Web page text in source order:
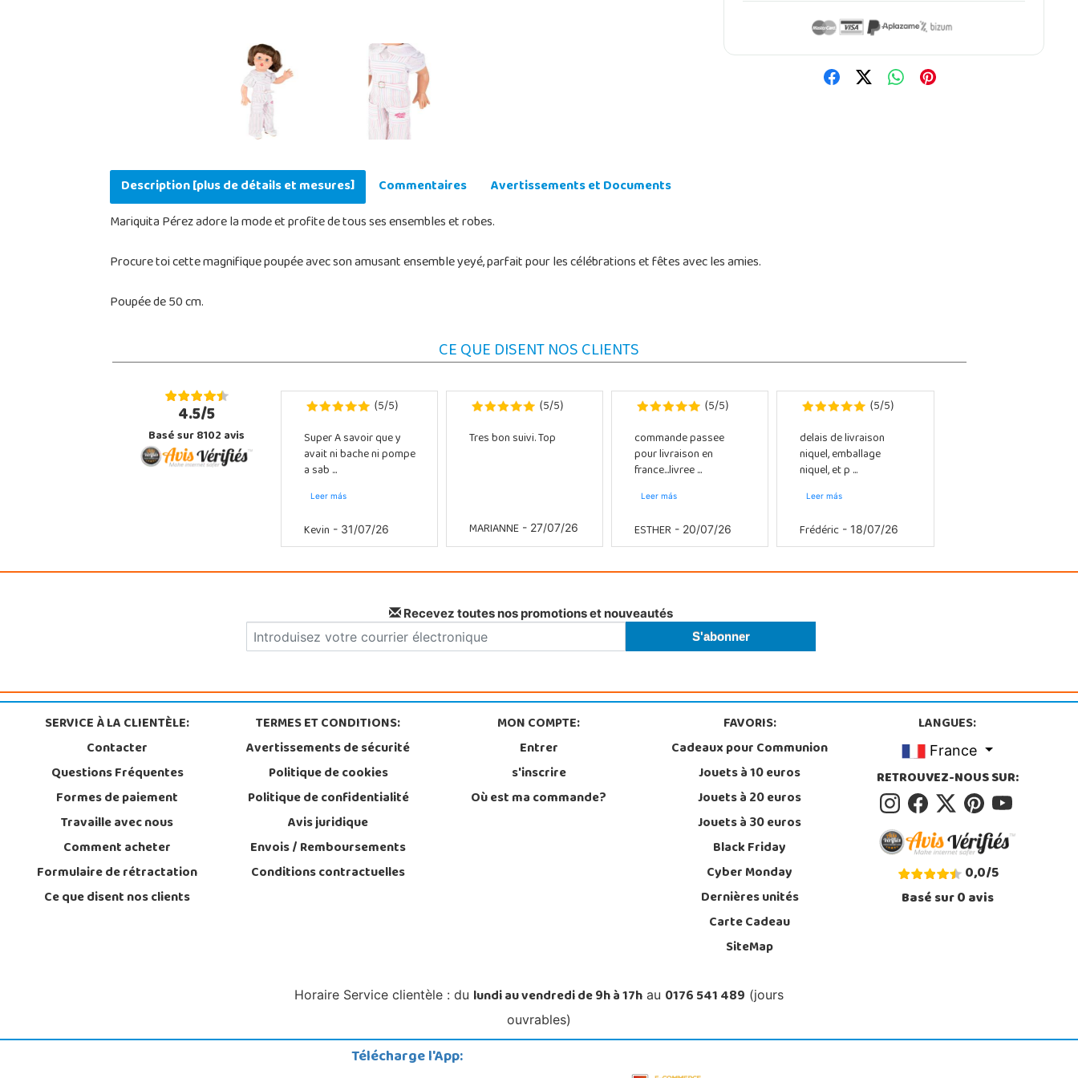
Description [plus de détails et mesures] Commentaires
Avertissements et Documents
Mariquita Pérez adore la mode et profite de tous ses ensembles et robes.
Procure toi cette magnifique poupée avec son amusant ensemble yeyé, parfait pour les célébrations et fêtes avec les amies.
Poupée de 50 cm.
CE QUE DISENT NOS CLIENTS
4.5/5
Basé sur 8102 avis
(5/5)
Super A savoir que y
avait ni bache ni pompe
a sab ...
Leer más
Kevin - 31/07/26
(5/5)
Tres bon suivi. Top
MARIANNE- 27/07/26
(5/5)
commande passee
pour livraison en
france...livree ...
Leer más
ESTHER- 20/07/26
(5/5)
delais de livraison
niquel, emballage
niquel, et p ...
Leer más
Frédéric- 18/07/26
Recevez toutes nos promotions et nouveautés
SERVICE À LA CLIENTÈLE:
Contacter
Questions Fréquentes
Formes de paiement
Travaille avec nous
Comment acheter
Formulaire de rétractation
Ce que disent nos clients
TERMES ET CONDITIONS:
Avertissements de sécurité
Politique de cookies
Politique de confidentialité
Avis juridique
Envois / Remboursements
Conditions contractuelles
MON COMPTE:
Entrer
s'inscrire
Où est ma commande?
FAVORIS:
Cadeaux pour Communion
Jouets à 10 euros
Jouets à 20 euros
Jouets à 30 euros
Black Friday
Cyber Monday
Dernières unités
Carte Cadeau
SiteMap
LANGUES:
France
RETROUVEZ-NOUS SUR:
0,0/5
Basé sur0avis
Horaire Service clientèle : du lundi au vendredi de 9h à 17h au 0176 541 489 (jours
ouvrables)
Télécharge l'App: